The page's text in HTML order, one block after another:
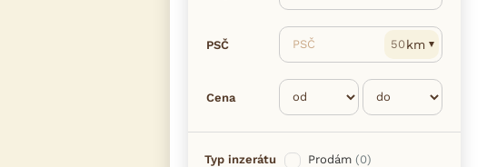
PSČ PSČ km
Cena
Typ inzerátu Prodám (0)